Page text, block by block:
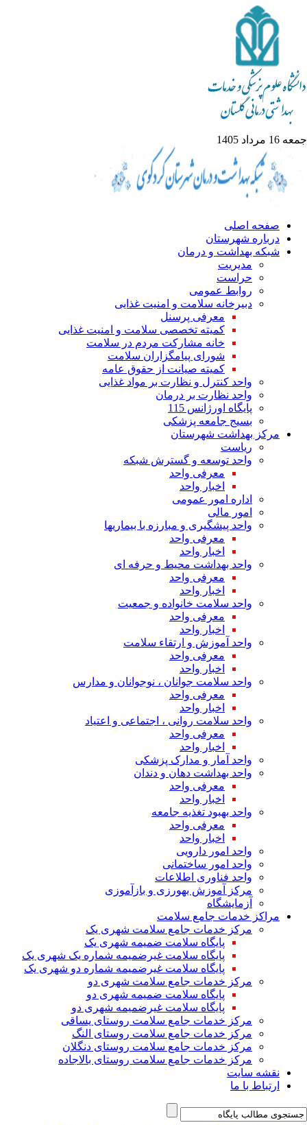
مرداد 1405
صفحه اصلی
درباره شهرستان
شبکه بهداشت و درمان
مدیریت
حراست
روابط عمومی
دبیرخانه سلامت و امنیت غذایی
معرفی پرسنل
کمیته تخصصی سلامت و امنیت غذایی
خانه مشارکت مردم در سلامت
شورای پیامگزاران سلامت
کمیته صیانت از حقوق عامه
واحد کنترل و نظارت بر مواد غذایی
واحد نظارت بر درمان
پایگاه اورژانس 115
بسیج جامعه پزشکی
مرکز بهداشت شهرستان
ریاست
واحد توسعه و گسترش شبکه
معرفی واحد
اخبار واحد
اداره امور عمومی
امور مالی
واحد پیشگیری و مبارزه با بیماریها
معرفی واحد
اخبار واحد
واحد بهداشت محیط و حرفه ای
معرفی واحد
اخبار واحد
واحد سلامت خانواده و جمعیت
معرفی واحد
اخبار واحد
واحد آموزش و ارتقاء سلامت
معرفی واحد
اخبار واحد
واحد سلامت جوانان ، نوجوانان و مدارس
معرفی واحد
اخبار واحد
واحد سلامت روانی ، اجتماعی و اعتیاد
معرفی واحد
اخبار واحد
واحد آمار و مدارک پزشکی
واحد بهداشت دهان و دندان
معرفی واحد
اخبار واحد
واحد بهبود تغذیه جامعه
معرفی واحد
اخبار واحد
واحد امور دارویی
واحد امور ساختمانی
واحد فناوری اطلاعات
مرکز آموزش بهورزی و بازآموزی
آزمایشگاه
مراکز خدمات جامع سلامت
مرکز خدمات جامع سلامت شهری یک
پایگاه سلامت ضمیمه شهری یک
پایگاه سلامت غیرضمیمه شماره یک شهری یک
پایگاه سلامت غیرضمیمه شماره دو شهری یک
مرکز خدمات جامع سلامت شهری دو
پایگاه سلامت ضمیمه شهری دو
پایگاه سلامت غیرضمیمه شهری دو
مرکز خدمات جامع سلامت روستای یساقی
مرکز خدمات جامع سلامت روستای النگ
مرکز خدمات جامع سلامت روستای دنگلان
مرکز خدمات جامع سلامت روستای بالاجاده
نقشه سایت
ارتباط با ما